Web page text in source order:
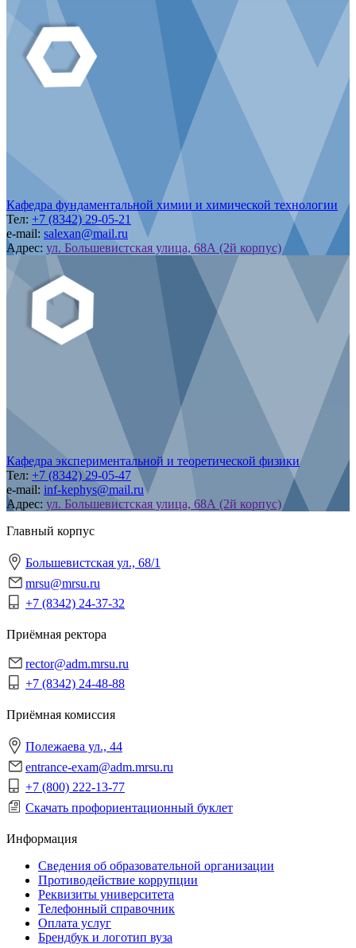
Кафедра фундаментальной химии и химической технологии
Тел: +7 (8342) 29-05-21
e-mail: salexan@mail.ru
Адрес: ул. Большевистская улица, 68А (2й корпус)
Кафедра экспериментальной и теоретической физики
Тел: +7 (8342) 29-05-47
e-mail: inf-kephys@mail.ru
Адрес: ул. Большевистская улица, 68А (2й корпус)
Главный корпус
Большевистская ул., 68/1
mrsu@mrsu.ru
+7 (8342) 24-37-32
Приёмная ректора
rector@adm.mrsu.ru
+7 (8342) 24-48-88
Приёмная комиссия
Полежаева ул., 44
entrance-exam@adm.mrsu.ru
+7 (800) 222-13-77
Скачать профориентационный буклет
Информация
Сведения об образовательной организации
Противодействие коррупции
Реквизиты университета
Телефонный справочник
Оплата услуг
Брендбук и логотип вуза